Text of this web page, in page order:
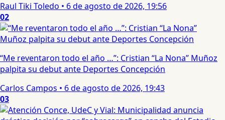
Raul Tiki Toledo • 6 de agosto de 2026, 19:56
02
“Me reventaron todo el año …”: Cristian “La Nona” Muñoz
palpita su debut ante Deportes Concepción
Carlos Campos • 6 de agosto de 2026, 19:43
03